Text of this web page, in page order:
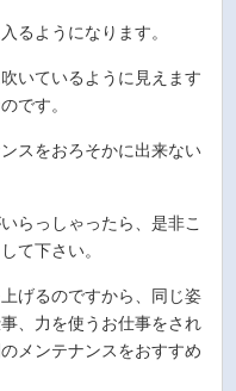
るようになります。
いているように見えます
です。
スをおろそかに出来ない
らっしゃったら、是非こ
て下さい。
げるのですから、同じ姿
、力を使うお仕事をされ
メンテナンスをおすすめ